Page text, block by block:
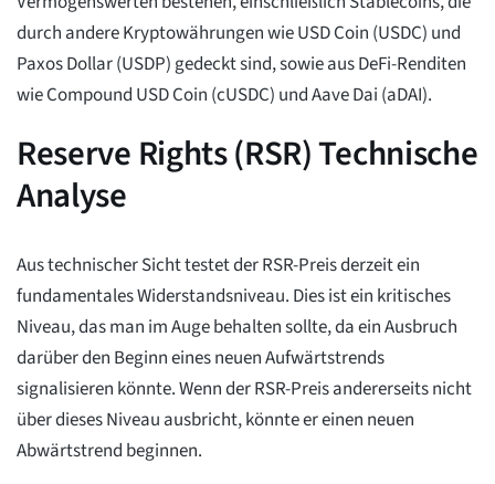
durch andere Kryptowährungen wie USD Coin (USDC) und
Paxos Dollar (USDP) gedeckt sind, sowie aus DeFi-Renditen
wie Compound USD Coin (cUSDC) und Aave Dai (aDAI).
Reserve Rights (RSR) Technische
Analyse
Aus technischer Sicht testet der RSR-Preis derzeit ein
fundamentales Widerstandsniveau. Dies ist ein kritisches
Niveau, das man im Auge behalten sollte, da ein Ausbruch
darüber den Beginn eines neuen Aufwärtstrends
signalisieren könnte. Wenn der RSR-Preis andererseits nicht
über dieses Niveau ausbricht, könnte er einen neuen
Abwärtstrend beginnen.